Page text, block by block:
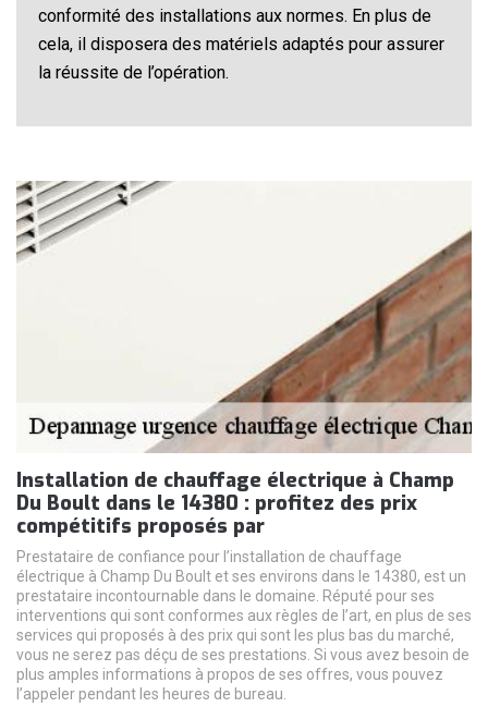
conformité des installations aux normes. En plus de
cela, il disposera des matériels adaptés pour assurer
la réussite de l’opération.
Installation de chauffage électrique à Champ
Du Boult dans le 14380 : profitez des prix
compétitifs proposés par
Prestataire de confiance pour l’installation de chauffage
électrique à Champ Du Boult et ses environs dans le 14380, est un
prestataire incontournable dans le domaine. Réputé pour ses
interventions qui sont conformes aux règles de l’art, en plus de ses
services qui proposés à des prix qui sont les plus bas du marché,
vous ne serez pas déçu de ses prestations. Si vous avez besoin de
plus amples informations à propos de ses offres, vous pouvez
l’appeler pendant les heures de bureau.